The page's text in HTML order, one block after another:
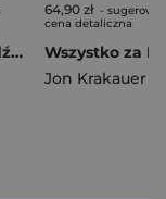
Córki łowcy niedźwiedzi. Opowieść o siedmiu siostrach
64,90 zł -
cena detaliczna
Jon Krakauer